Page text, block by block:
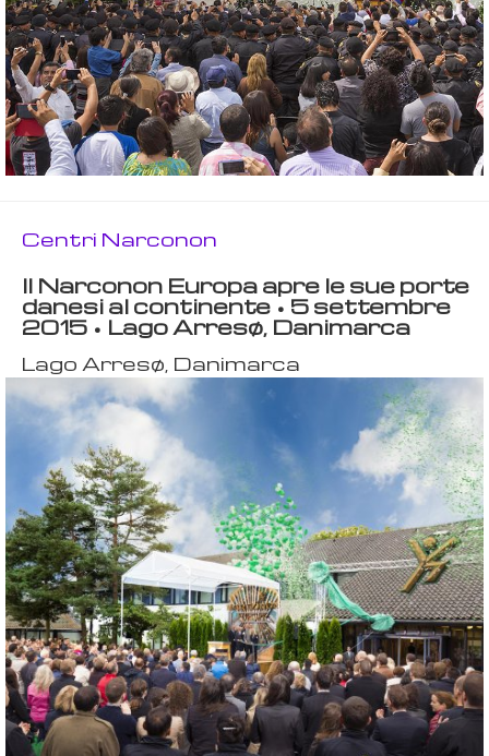
Centri Narconon
Il Narconon Europa apre le sue porte
danesi al continente • 5 settembre
2015 • Lago Arresø, Danimarca
Lago Arresø, Danimarca